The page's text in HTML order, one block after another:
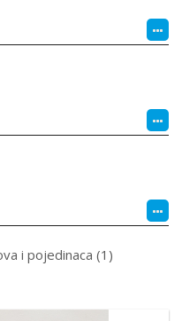
i pojedinaca (1)